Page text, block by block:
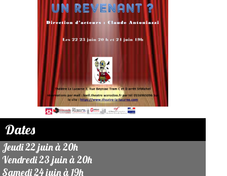
Dates
Jeudi 22 juin à 20h
Vendredi 23 juin à 20h
Samedi 24 juin à 19h